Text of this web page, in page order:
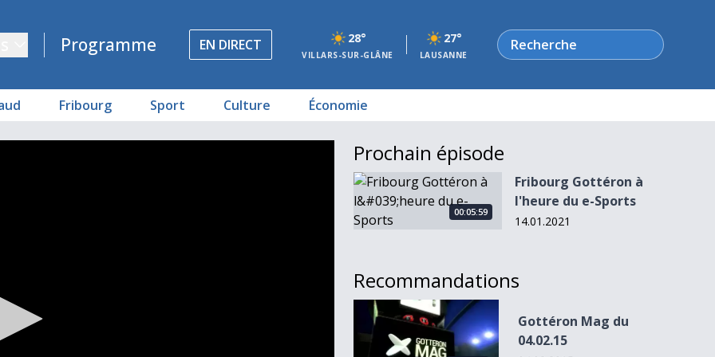
Programme EN DIRECT 28°
VILLARS-SUR-GLÂNE
27°
LAUSANNE
Rechercher
Fribourg Sport Culture Économie
Prochain épisode
Fribourg Gottéron à l&#039;heure du e-Sports
00:05:59
Fribourg Gottéron à
l'heure du e-Sports
14.01.2021
Recommandations
Gottéron Mag du 04.02.15
Gottéron Mag du
04.02.15